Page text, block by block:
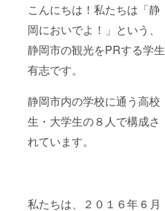
こんにちは！私たちは「静
岡においでよ！」という、
静岡市の観光をPRする学生
有志です。
静岡市内の学校に通う高校
生・大学生の８人で構成さ
れています。
私たちは、２０１６年 6 月